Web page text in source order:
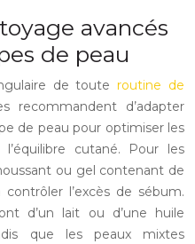
avancés
de peau
de toute routine de
recommandent d’adapter
de peau pour optimiser les
cutané. Pour les
ou gel contenant de
l’excès de sébum.
d’un lait ou d’une huile
que les peaux mixtes